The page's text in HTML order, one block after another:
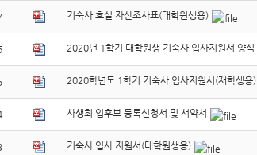
기숙사 호실 자산조사표(대학원생용)
2020년 1학기 대학원생 기숙사 입사지원서 양식
2020학년도 1학기 기숙사 입사지원서(재학생용)
사생회 입후보 등록신청서 및 서약서
기숙사 입사 지원서(대학원생용)